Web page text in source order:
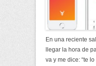
En una reciente
llegar la hora de
va y me dice: “te